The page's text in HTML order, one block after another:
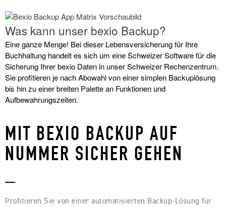
Was kann unser bexio Backup?
Eine ganze Menge! Bei dieser Lebensversicherung für Ihre
Buchhaltung handelt es sich um eine Schweizer Software für die
Sicherung Ihrer bexio Daten in unser Schweizer Rechenzentrum.
Sie profitieren je nach Abowahl von einer simplen Backuplösung
bis hin zu einer breiten Palette an Funktionen und
Aufbewahrungszeiten.
MIT BEXIO BACKUP AUF
NUMMER SICHER GEHEN
_
Profitieren Sie von einer automatisierten Backup-Lösung für